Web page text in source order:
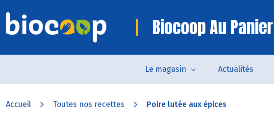
Biocoop Au
Le magasin Actualités
Accueil Toutes nos recettes Poire lutée aux épices